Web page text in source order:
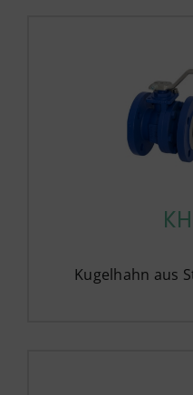
Kugelhahn aus